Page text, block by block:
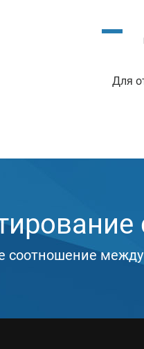
Для
соотношение